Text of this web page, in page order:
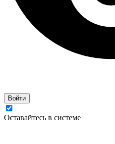
Войти
Оставайтесь в системе